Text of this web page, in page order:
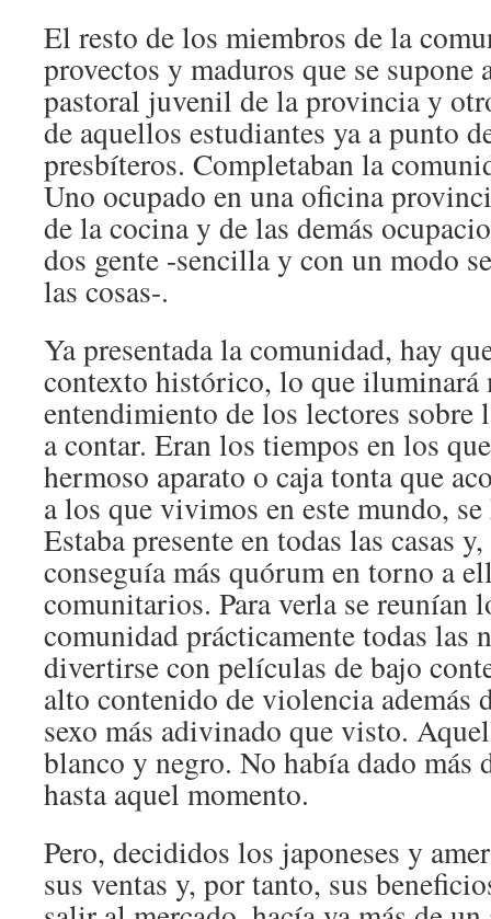
El resto de los miembros de la
provectos y maduros que se supone
pastoral juvenil de la provincia y
de aquellos estudiantes ya a punto
presbíteros. Completaban la
Uno ocupado en una oficina
de la cocina y de las demás
dos gente -sencilla y con un modo
las cosas-.
Ya presentada la comunidad, hay
contexto histórico, lo que iluminará
entendimiento de los lectores sobre
a contar. Eran los tiempos en los
hermoso aparato o caja tonta que
a los que vivimos en este mundo,
Estaba presente en todas las casas
conseguía más quórum en torno a
comunitarios. Para verla se reunían
comunidad prácticamente todas las
divertirse con películas de bajo
alto contenido de violencia además
sexo más adivinado que visto.
blanco y negro. No había dado más
hasta aquel momento.
Pero, decididos los japoneses y
sus ventas y, por tanto, sus